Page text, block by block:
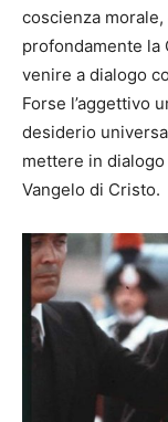
coscienza
profondamente la
venire a dialogo
Forse l’aggettivo
desiderio
mettere in
Vangelo di Cristo.